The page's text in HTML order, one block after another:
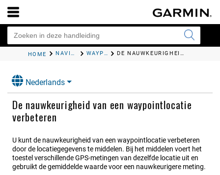
HOME NAVIGATIE WAYPOINTS DE NAUWKEURIGHEID VAN EEN WAYPOINTLOCATIE VERBETEREN
Nederlands
De nauwkeurigheid van een waypointlocatie
verbeteren
U kunt de nauwkeurigheid van een waypointlocatie verbeteren
door de locatiegegevens te middelen. Bij het middelen voert het
toestel verschillende GPS-metingen van dezelfde locatie uit en
gebruikt de gemiddelde waarde voor een nauwkeurigere meting.